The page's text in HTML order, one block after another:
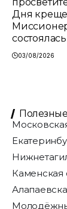
Дня
03/08/2026
Каменская